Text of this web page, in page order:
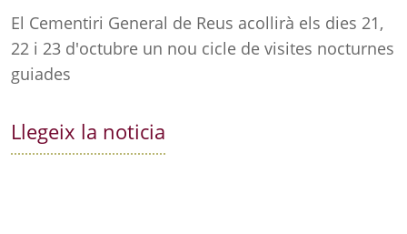
El Cementiri General de Reus acollirà els dies 21,
22 i 23 d'octubre un nou cicle de visites nocturnes
guiades
Llegeix la noticia